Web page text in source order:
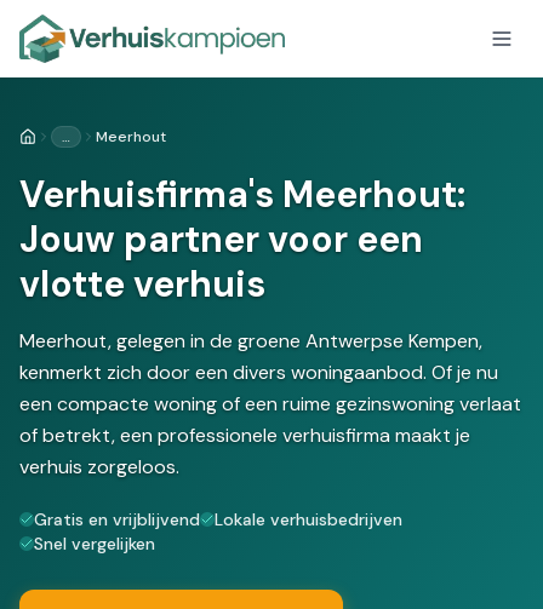
Home… Meerhout
Verhuisfirma's Meerhout:
Jouw partner voor een
vlotte verhuis
Meerhout, gelegen in de groene Antwerpse Kempen,
kenmerkt zich door een divers woningaanbod. Of je nu
een compacte woning of een ruime gezinswoning verlaat
of betrekt, een professionele verhuisfirma maakt je
verhuis zorgeloos.
Gratis en vrijblijvend
Lokale verhuisbedrijven
Snel vergelijken